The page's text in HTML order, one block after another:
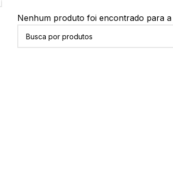
Nenhum produto foi encontrado para a